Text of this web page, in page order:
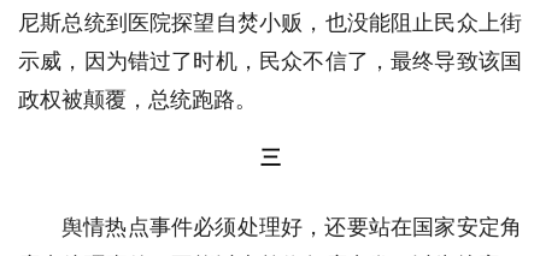
尼斯总统到医院探望自焚小贩，也没能阻止民众上街
示威，因为错过了时机，民众不信了，最终导致该国
政权被颠覆，总统跑路。
三
舆情热点事件必须处理好，还要站在国家安定角